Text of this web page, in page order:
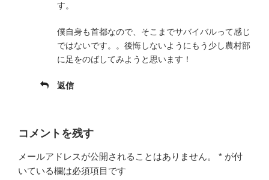
す。
僕自身も首都なので、そこまでサバイバルって感じ
ではないです。。後悔しないようにもう少し農村部
に足をのばしてみようと思います！
返信
コメントを残す
メールアドレスが公開されることはありません。 * が付
いている欄は必須項目です